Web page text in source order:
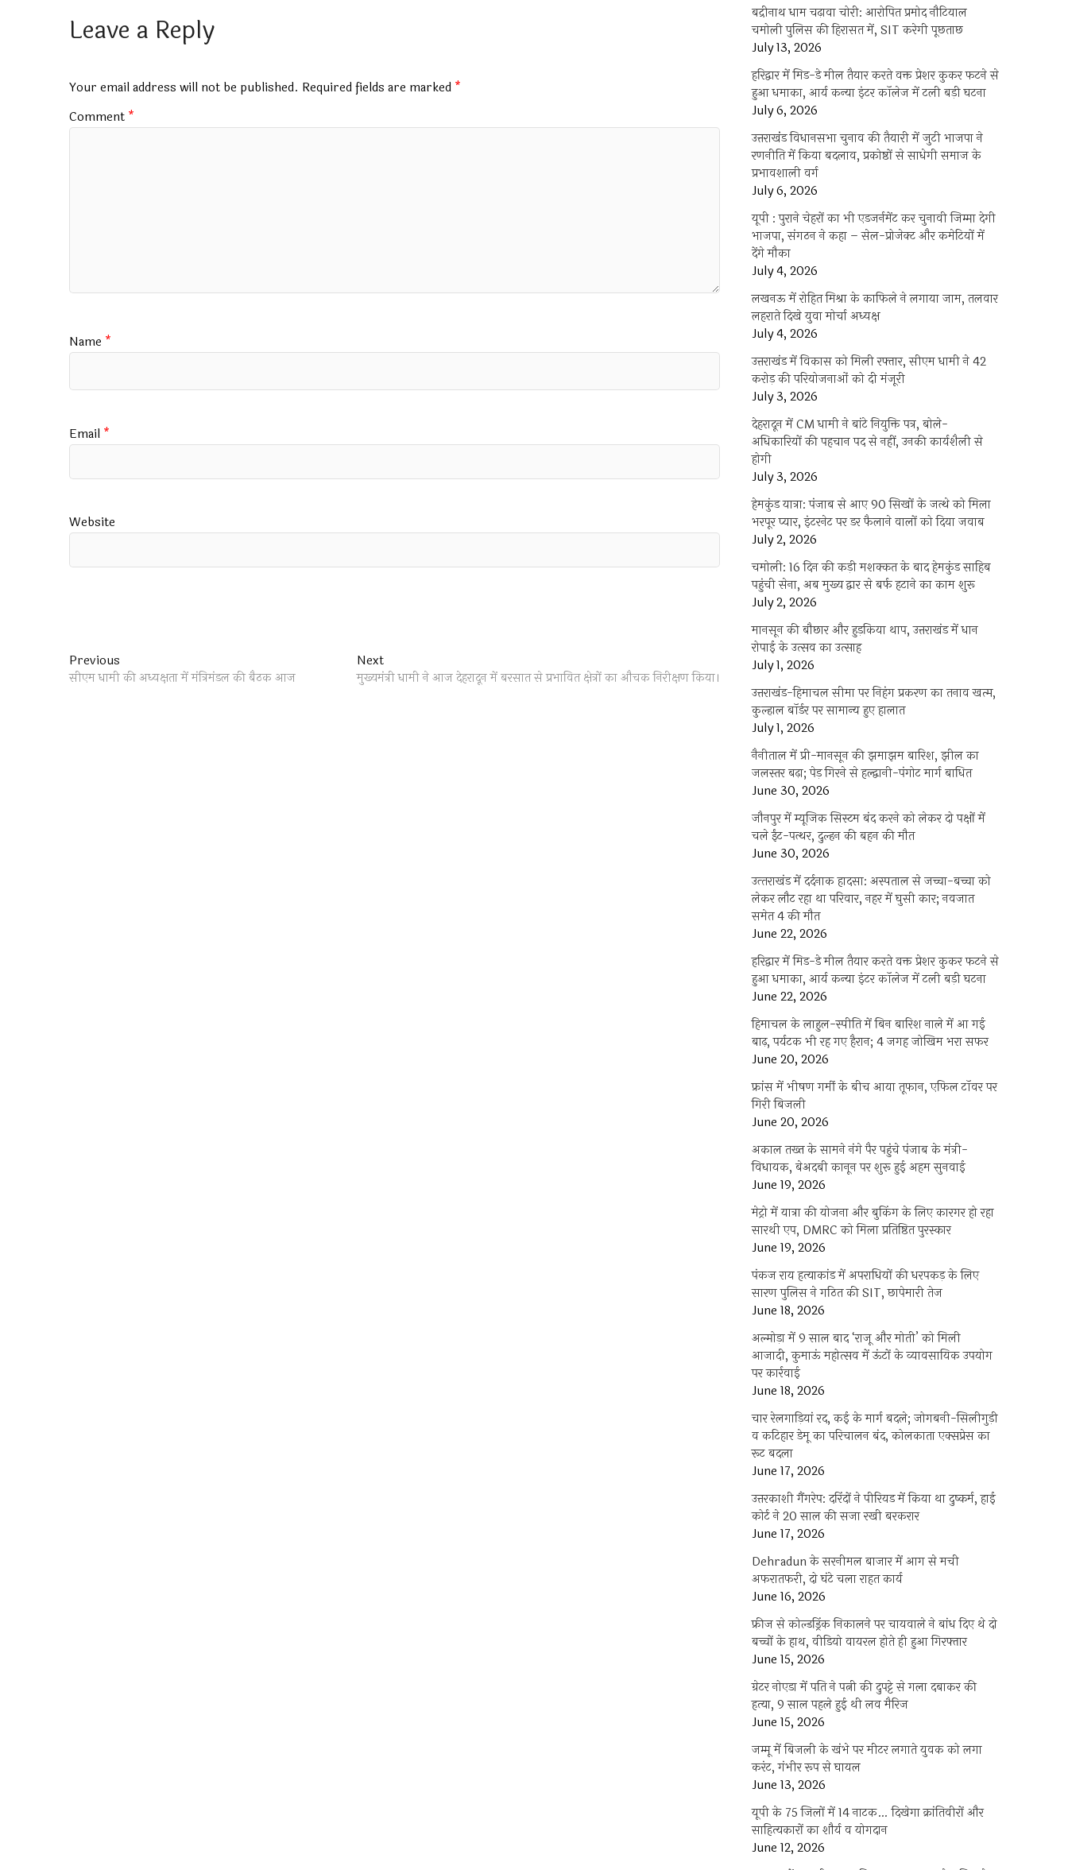
b
o
k
s
p
p
bl er
m
Leave a Reply
Your email address will not be published. Required fields are marked *
Comment *
Name *
Email *
Website
Post
navigation
Previous
post:
सीएम धामी की अध्यक्षता में मंत्रिमंडल की बैठक आज
NextNext
post:
मुख्यमंत्री धामी ने आज देहरादून में बरसात से प्रभावित क्षेत्रों का औचक निरीक्षण किया।
बद्रीनाथ धाम चढ़ावा चोरी: आरोपित प्रमोद नौटियाल
चमोली पुलिस की हिरासत में, SIT करेगी पूछताछ
July 13, 2026
हरिद्वार में मिड-डे मील तैयार करते वक्त प्रेशर कुकर फटने से
हुआ धमाका, आर्य कन्या इंटर कॉलेज में टली बड़ी घटना
July 6, 2026
उत्तराखंंड विधानसभा चुनाव की तैयारी में जुटी भाजपा ने
रणनीति में किया बदलाव, प्रकोष्ठों से साधेगी समाज के
प्रभावशाली वर्ग
July 6, 2026
यूपी : पुराने चेहरों का भी एडजर्नमेंट कर चुनावी जिम्मा देगी
भाजपा, संगठन ने कहा – सेल-प्रोजेक्ट और कमेटियों में
देंगे मौका
July 4, 2026
लखनऊ में रोहित मिश्रा के काफिले ने लगाया जाम, तलवार
लहराते दिखे युवा मोर्चा अध्यक्ष
July 4, 2026
उत्तराखंड में विकास को मिली रफ्तार, सीएम धामी ने 42
करोड़ की परियोजनाओं को दी मंजूरी
July 3, 2026
देहरादून में CM धामी ने बांटे नियुक्ति पत्र, बोले-
अधिकारियों की पहचान पद से नहीं, उनकी कार्यशैली से
होगी
July 3, 2026
हेमकुंड यात्रा: पंजाब से आए 90 सिखों के जत्थे को मिला
भरपूर प्यार, इंटरनेट पर डर फैलाने वालों को दिया जवाब
July 2, 2026
चमोली: 16 दिन की कड़ी मशक्कत के बाद हेमकुंड साहिब
पहुंची सेना, अब मुख्य द्वार से बर्फ हटाने का काम शुरू
July 2, 2026
मानसून की बौछार और हुड़किया थाप, उत्तराखंड में धान
रोपाई के उत्सव का उत्साह
July 1, 2026
उत्तराखंड-हिमाचल सीमा पर निहंग प्रकरण का तनाव खत्म,
कुल्हाल बॉर्डर पर सामान्य हुए हालात
July 1, 2026
नैनीताल में प्री-मानसून की झमाझम बारिश, झील का
जलस्तर बढ़ा; पेड़ गिरने से हल्द्वानी-पंगोट मार्ग बाधित
June 30, 2026
जौनपुर में म्यूजिक सिस्टम बंद करने को लेकर दो पक्षों में
चले ईंट-पत्थर, दुल्हन की बहन की मौत
June 30, 2026
उत्‍तराखंड में दर्दनाक हादसा: अस्पताल से जच्चा-बच्चा को
लेकर लौट रहा था परिवार, नहर में घुसी कार; नवजात
समेत 4 की मौत
June 22, 2026
हरिद्वार में मिड-डे मील तैयार करते वक्त प्रेशर कुकर फटने से
हुआ धमाका, आर्य कन्या इंटर कॉलेज में टली बड़ी घटना
June 22, 2026
हिमाचल के लाहुल-स्पीति में बिन बारिश नाले में आ गई
बाढ़, पर्यटक भी रह गए हैरान; 4 जगह जोखिम भरा सफर
June 20, 2026
फ्रांस में भीषण गर्मी के बीच आया तूफान, एफिल टॉवर पर
गिरी बिजली
June 20, 2026
अकाल तख्त के सामने नंगे पैर पहुंचे पंजाब के मंत्री-
विधायक, बेअदबी कानून पर शुरू हुई अहम सुनवाई
June 19, 2026
मेट्रो में यात्रा की योजना और बुकिंग के लिए कारगर हो रहा
सारथी एप, DMRC को मिला प्रतिष्ठित पुरस्कार
June 19, 2026
पंकज राय हत्याकांड में अपराधियों की धरपकड़ के लिए
सारण पुलिस ने गठित की SIT, छापेमारी तेज
June 18, 2026
अल्मोड़ा में 9 साल बाद ‘राजू और मोती’ को मिली
आजादी, कुमाऊं महोत्सव में ऊंटों के व्यावसायिक उपयोग
पर कार्रवाई
June 18, 2026
चार रेलगाड़ियां रद, कई के मार्ग बदले; जोगबनी-सिलीगुड़ी
व कटिहार डेमू का परिचालन बंद, कोलकाता एक्सप्रेस का
रूट बदला
June 17, 2026
उत्तरकाशी गैंगरेप: दरिंदों ने पीरियड में किया था दुष्कर्म, हाई
कोर्ट ने 20 साल की सजा रखी बरकरार
June 17, 2026
Dehradun के सरनीमल बाजार में आग से मची
अफरातफरी, दो घंटे चला राहत कार्य
June 16, 2026
फ्रीज से कोल्डड्रिंक निकालने पर चायवाले ने बांध दिए थे दो
बच्चों के हाथ, वीडियो वायरल होते ही हुआ गिरफ्तार
June 15, 2026
ग्रेटर नोएडा में पति ने पत्नी की दुपट्टे से गला दबाकर की
हत्या, 9 साल पहले हुई थी लव मैरिज
June 15, 2026
जम्मू में बिजली के खंभे पर मीटर लगाते युवक को लगा
करंट, गंभीर रूप से घायल
June 13, 2026
यूपी के 75 जिलों में 14 नाटक… दिखेगा क्रांतिवीरों और
साहित्यकारों का शौर्य व योगदान
June 12, 2026